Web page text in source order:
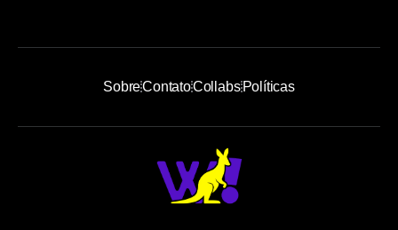
SobreContatoCollabsPolíticas